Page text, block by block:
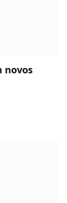
novos